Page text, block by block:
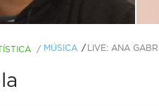
/ MÚSICA LIVE: ANA